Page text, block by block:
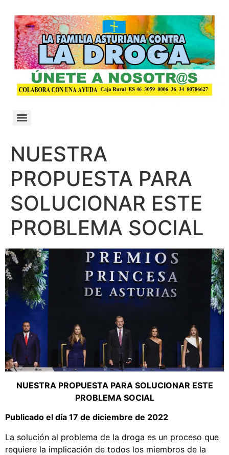
NUESTRA
PROPUESTA PARA
SOLUCIONAR ESTE
PROBLEMA SOCIAL
NUESTRA PROPUESTA PARA SOLUCIONAR ESTE
PROBLEMA SOCIAL
Publicado el día 17 de diciembre de 2022
La solución al problema de la droga es un proceso que
requiere la implicación de todos los miembros de la